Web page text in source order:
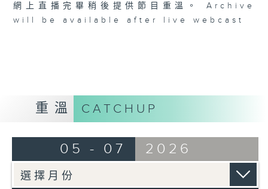
網上直播完畢稍後提供節目重溫。 Archive
will be available after live webcast
重溫 CATCHUP
05 - 07 2026